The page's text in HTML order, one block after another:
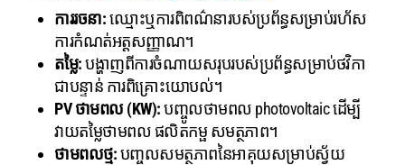
ការរចនា:ឈ្មោះឬការពិពណ៌នារបស់ប្រព័ន្ធសម្រាប់រហ័ស
ការកំណត់អត្តសញ្ញាណ។
តម្លៃ:បង្ហាញពីការចំណាយសរុបរបស់ប្រព័ន្ធសម្រាប់ថវិកា
ជាបន្ទាន់ ការពិគ្រោះយោបល់។
PV ថាមពល (KW):បញ្ចូលថាមពល photovoltaic ដើម្បី
វាយតម្លៃថាមពល ផលិតកម្ផ សមត្ថភាព។
ថាមពលថ្ម:បញ្ចូលសមត្ថភាពនៃអាគុយសម្រាប់ស្វ័យ